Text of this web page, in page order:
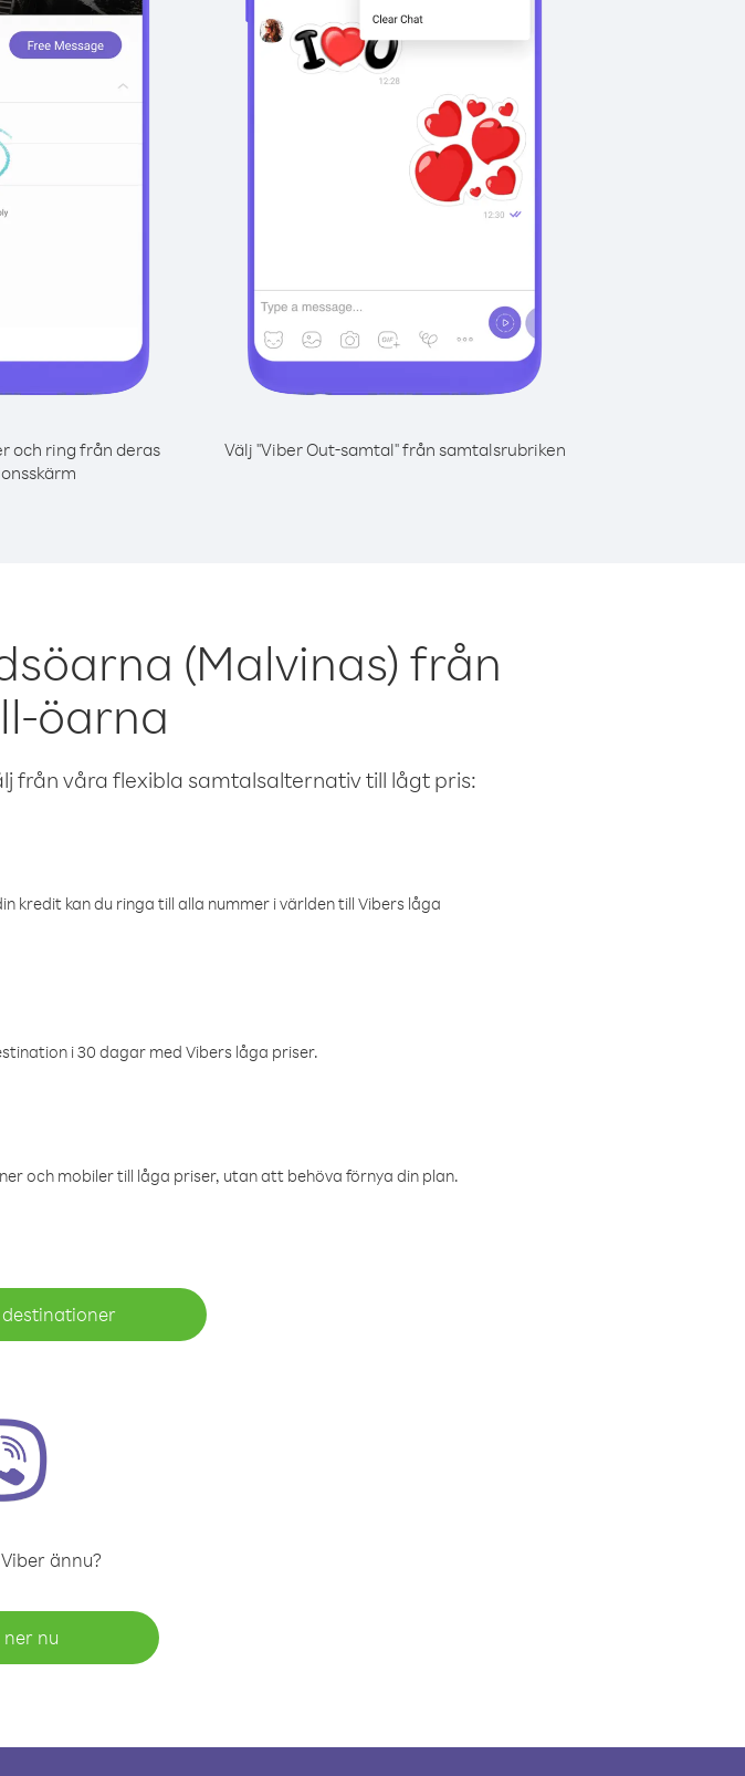
och ring från deras
Välj "Viber Out-samtal" från samtalsrubriken
(Malvinas) från
öarna
från våra flexibla samtalsalternativ till lågt pris:
kan du ringa till alla nummer i världen till Vibers låga
i 30 dagar med Vibers låga priser.
och mobiler till låga priser, utan att behöva förnya din plan.
ännu?
nu